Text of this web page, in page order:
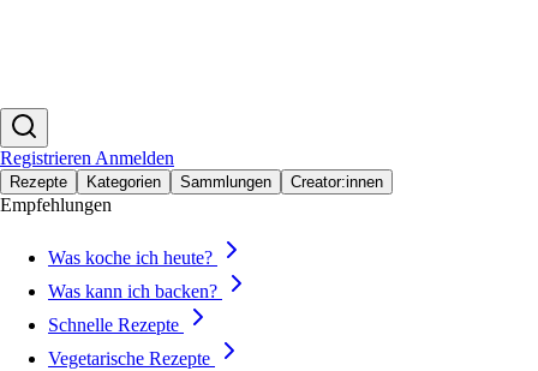
Registrieren Anmelden
Rezepte Kategorien Sammlungen Creator:innen
Empfehlungen
Was koche ich heute?
Was kann ich backen?
Schnelle Rezepte
Vegetarische Rezepte